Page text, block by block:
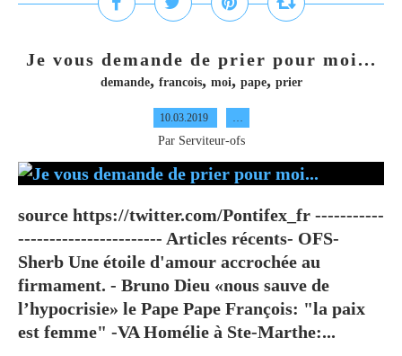
Je vous demande de prier pour moi...
demande, francois, moi, pape, prier
10.03.2019 …
Par Serviteur-ofs
source https://twitter.com/Pontifex_fr -----------
----------------------- Articles récents- OFS-
Sherb Une étoile d'amour accrochée au
firmament. - Bruno Dieu «nous sauve de
l’hypocrisie» le Pape Pape François: "la paix
est femme" -VA Homélie à Ste-Marthe:...